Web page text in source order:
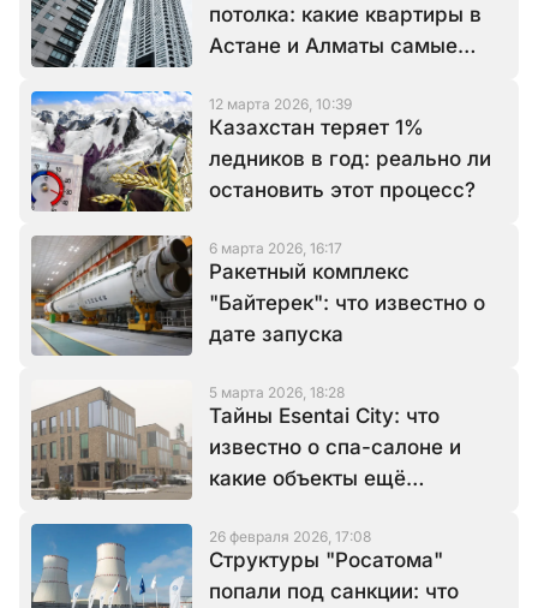
потолка: какие квартиры в
Астане и Алматы самые
12 марта 2026, 10:39
Казахстан теряет 1%
ледников в год: реально ли
остановить этот процесс?
6 марта 2026, 16:17
Ракетный комплекс
"Байтерек": что известно о
дате запуска
5 марта 2026, 18:28
Тайны Esentai City: что
известно о спа-салоне и
какие объекты ещё
26 февраля 2026, 17:08
Структуры "Росатома"
попали под санкции: что